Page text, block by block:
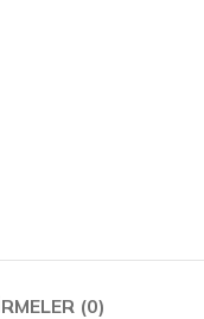
(0)